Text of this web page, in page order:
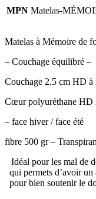
MPN Matelas-
Matelas à Mémoire de
– Couchage équilibré –
Couchage 2.5 cm HD à
Cœur polyuréthane HD
– face hiver / face été
fibre 500 gr –
Idéal pour les mal de
qui permets d’avoir
pour bien soutenir le